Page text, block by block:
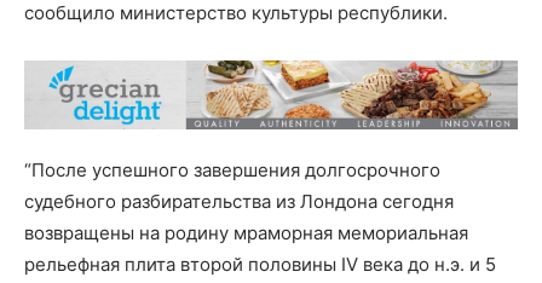
сообщило министерство культуры республики.
“После успешного завершения долгосрочного
судебного разбирательства из Лондона сегодня
возвращены на родину мраморная мемориальная
рельефная плита второй половины IV века до н.э. и 5